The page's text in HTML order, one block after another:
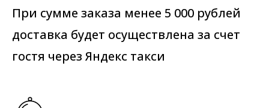
При сумме заказа менее 5 000 рублей
доставка будет осуществлена за счет
гостя через Яндекс такси